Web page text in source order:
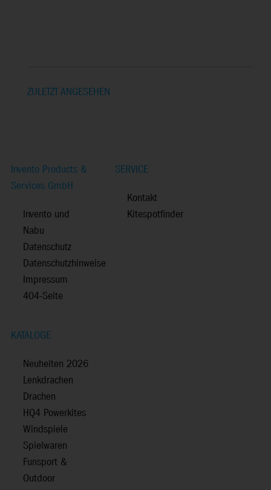
ZULETZT ANGESEHEN
Invento Products &
Services GmbH
Invento und
Nabu
Datenschutz
Datenschutzhinweise
Impressum
404-Seite
SERVICE
Kontakt
Kitespotfinder
KATALOGE
Neuheiten 2026
Lenkdrachen
Drachen
HQ4 Powerkites
Windspiele
Spielwaren
Funsport &
Outdoor